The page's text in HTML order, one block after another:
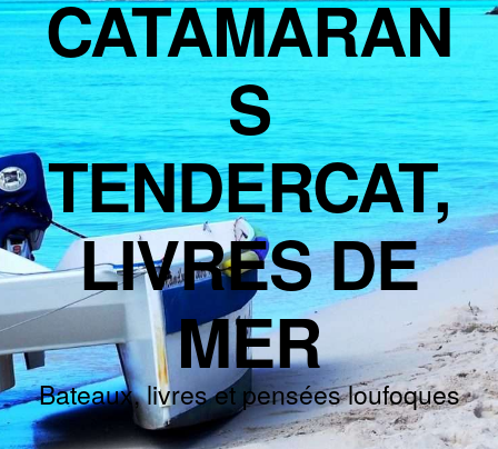
CATAMARAN
S
TENDERCAT,
LIVRES DE
MER
Bateaux, livres et pensées loufoques